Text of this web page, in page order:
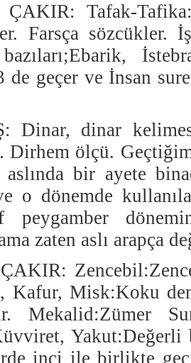
ÇAKIR: Tafak-
Farsça sözcükler.
de geçer ve İnsan
Dinar, dinar
Dirhem ölçü.
bir ayete
o dönemde
peygamber
zaten aslı arapça
Kafur, Misk:Koku
Mekalid:Zümer
Yakut:Değerli
inci ile birlikte